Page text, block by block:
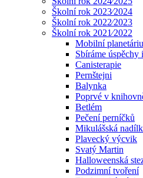
Školní rok 2023⁄2024
Školní rok 2022⁄2023
Školní rok 2021⁄2022
Mobilní
Sbíráme úspěchy
Canisterapie
Pernštejni
Balynka
Poprvé v
Betlém
Pečení perníčků
Mikulášská
Plavecký výcvik
Svatý Martin
Halloweenská
Podzimní tvoření